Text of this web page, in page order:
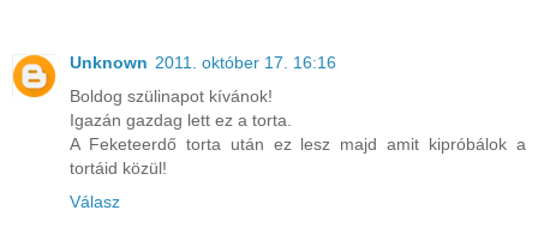
Unknown 2011. október 17. 16:16
Boldog szülinapot kívánok!
Igazán gazdag lett ez a torta.
A Feketeerdő torta után ez lesz majd amit kipróbálok a
tortáid közül!
Válasz